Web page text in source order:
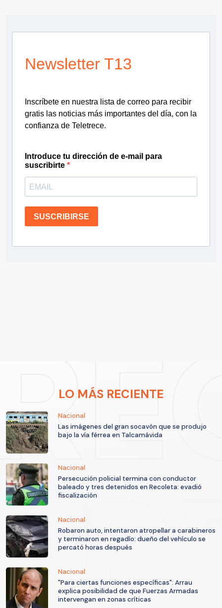
Newsletter T13
Inscríbete en nuestra lista de correo para recibir
gratis las noticias más importantes del día, con la
confianza de Teletrece.
Introduce tu dirección de e-mail para
suscribirte
SUSCRIBIRSE
LO MÁS RECIENTE
Nacional
Las imágenes del gran socavón que se produjo
bajo la vía férrea en Talcamávida
Nacional
Persecución policial termina con conductor
baleado y tres detenidos en Recoleta: evadió
fiscalización
Nacional
Robaron auto, intentaron atropellar a carabineros
y terminaron en regadío: dueño del vehículo se
percató horas después
Nacional
"Para ciertas funciones específicas": Arrau
explica posibilidad de que Fuerzas Armadas
intervengan en zonas críticas